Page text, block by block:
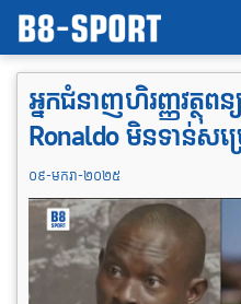
អ្នកជំនាញហិរញ្ញវត្ថុ
Ronaldo មិនទាន់សម្រ
០៩-មករា-២០២៥